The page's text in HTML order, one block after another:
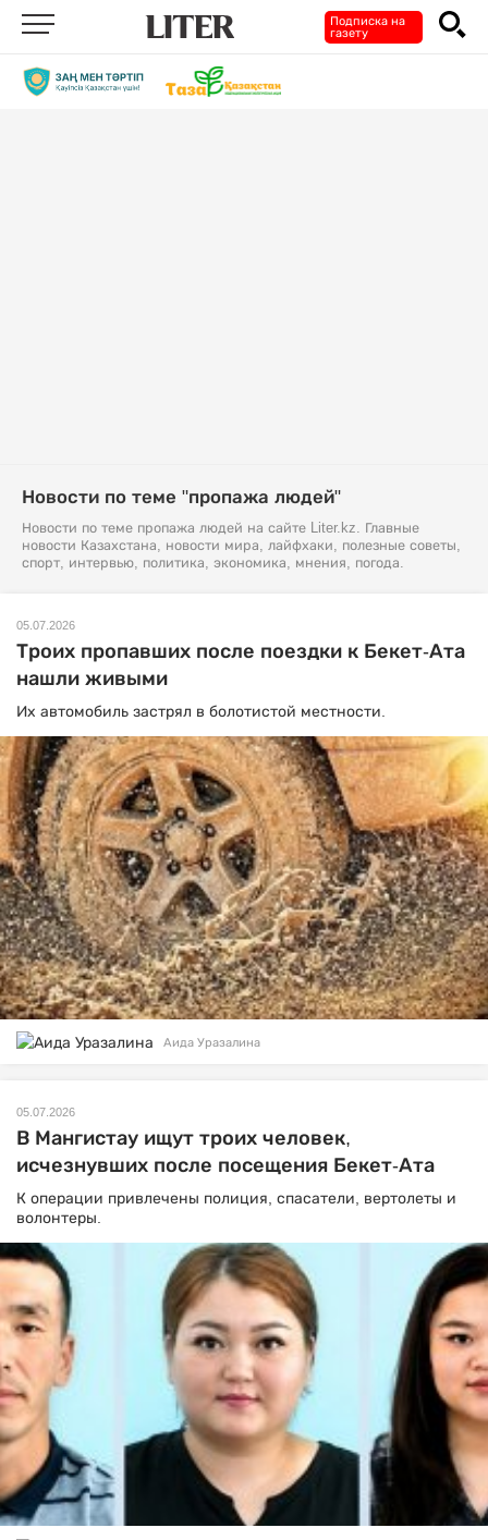
Подписка на
газету
Новости по теме "пропажа людей"
Новости по теме пропажа людей на сайте Liter.kz. Главные
новости Казахстана, новости мира, лайфхаки, полезные советы,
спорт, интервью, политика, экономика, мнения, погода.
05.07.2026
Троих пропавших после поездки к Бекет-Ата
нашли живыми
Их автомобиль застрял в болотистой местности.
Аида Уразалина
05.07.2026
В Мангистау ищут троих человек,
исчезнувших после посещения Бекет-Ата
К операции привлечены полиция, спасатели, вертолеты и
волонтеры.